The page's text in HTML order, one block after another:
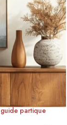
partique